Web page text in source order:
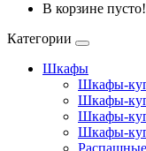
В корзине пусто!
Категории
Шкафы
Шкафы-
Шкафы-
Шкафы-
Шкафы-